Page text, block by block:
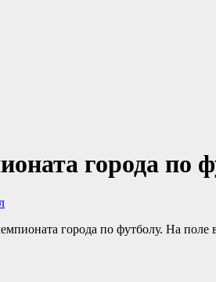
города по
города по футболу. На